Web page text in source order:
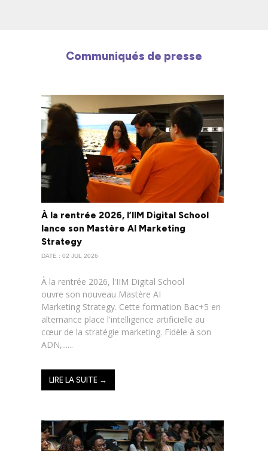
Communiqués de presse
À la rentrée 2026, l’IIM Digital School
lance son Mastère AI Marketing
Strategy
DATE : 02 JUL 2026
À la rentrée 2026, l'IIM Digital School
ouvre son nouveau Mastère AI
Marketing Strategy. Cette formation Bac+5 en
alternance place l'intelligence artificielle au
cœur de la stratégie marketing. Fidèle à son
ADN,......
LIRE LA SUITE →